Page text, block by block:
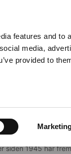
features and to
media,
provided to
Søg
siden 1945 har